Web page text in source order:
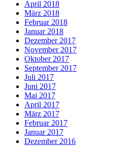
April 2018
März 2018
Februar 2018
Januar 2018
Dezember 2017
November 2017
Oktober 2017
September 2017
Juli 2017
Juni 2017
Mai 2017
April 2017
März 2017
Februar 2017
Januar 2017
Dezember 2016